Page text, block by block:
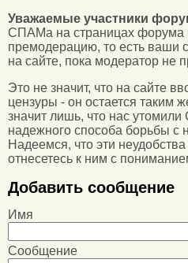
Уважаемые участники
СПАМа на страницах
премодерацию, то есть ваши
на сайте, пока модератор не
Это не значит, что на сайте
цензуры - он остается таким
значит лишь, что нас
надежного способа борьбы с
Надеемся, что эти
отнесетесь к ним с
Добавить сообщение
Имя
Сообщение